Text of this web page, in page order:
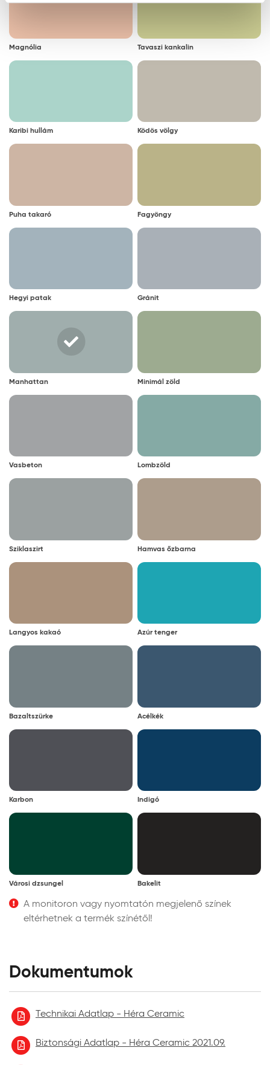
Magnólia Tavaszi kankalin
Karibi hullám Ködös völgy
Puha takaró Fagyöngy
Hegyi patak Gránit
Manhattan Minimál zöld
Vasbeton Lombzöld
Sziklaszirt Hamvas őzbarna
Langyos kakaó Azúr tenger
Bazaltszürke Acélkék
Karbon Indigó
Városi dzsungel Bakelit
A monitoron vagy nyomtatón megjelenő színek
eltérhetnek a termék színétől!
Dokumentumok
Technikai Adatlap - Héra Ceramic
Biztonsági Adatlap - Héra Ceramic 2021.09.